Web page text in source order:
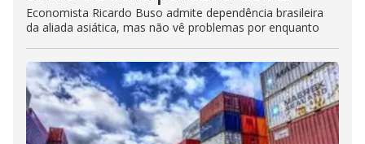
Economista Ricardo Buso admite dependência brasileira
da aliada asiática, mas não vê problemas por enquanto